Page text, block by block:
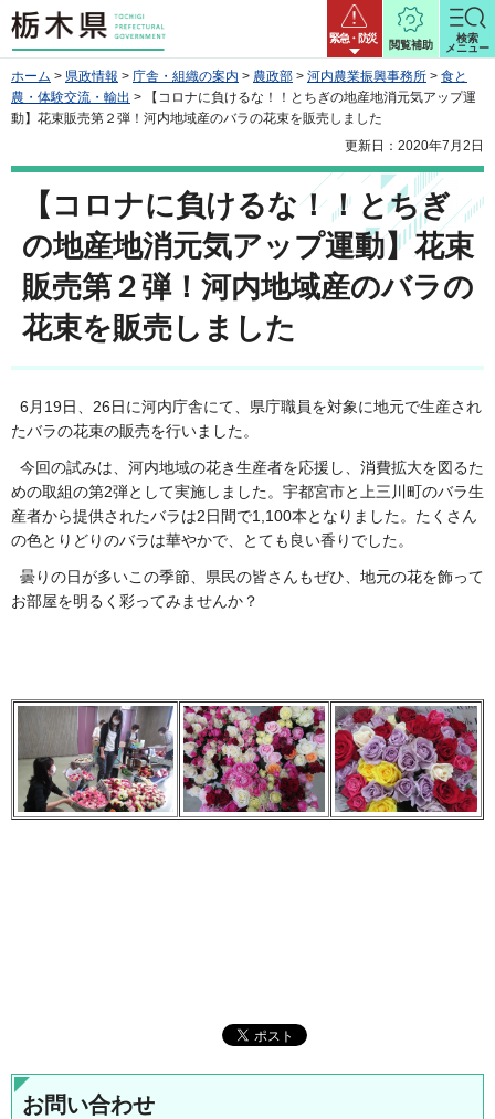
栃木県 緊急・防災
閲覧補助
検索
メニュー
ホーム > 県政情報 > 庁舎・組織の案内 > 農政部 > 河内農業振興事務所 > 食と
農・体験交流・輸出 > 【コロナに負けるな！！とちぎの地産地消元気アップ運
動】花束販売第２弾！河内地域産のバラの花束を販売しました
更新日：2020年7月2日
【コロナに負けるな！！とちぎ
の地産地消元気アップ運動】花束
販売第２弾！河内地域産のバラの
花束を販売しました
6月19日、26日に河内庁舎にて、県庁職員を対象に地元で生産され
たバラの花束の販売を行いました。
今回の試みは、河内地域の花き生産者を応援し、消費拡大を図るた
めの取組の第2弾として実施しました。宇都宮市と上三川町のバラ生
産者から提供されたバラは2日間で1,100本となりました。たくさん
の色とりどりのバラは華やかで、とても良い香りでした。
曇りの日が多いこの季節、県民の皆さんもぜひ、地元の花を飾って
お部屋を明るく彩ってみませんか？
お問い合わせ